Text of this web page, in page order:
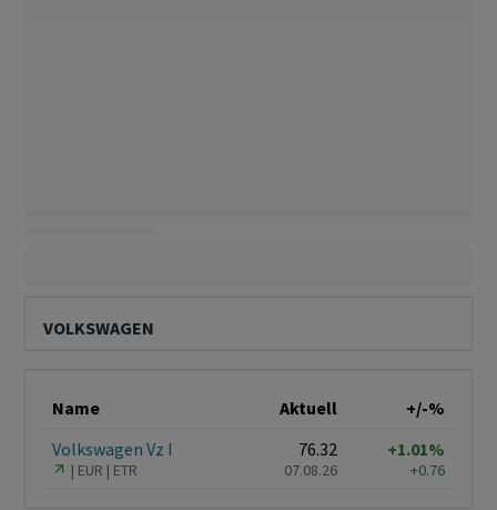
VOLKSWAGEN
Name Aktuell
+/-%
Volkswagen Vz I
EUR ETR
76.32
07.08.26
+1.01%
+0.76